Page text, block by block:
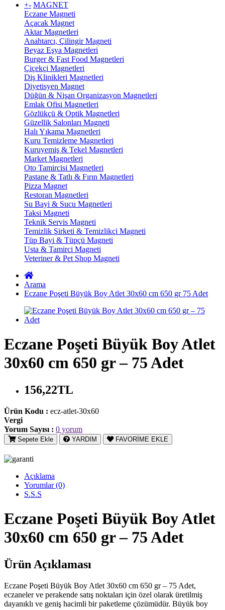
+- MAGNET
Eczane Magneti
Açacak Magnet
Aktar Magnetleri
Anahtarcı, Çilingir Magneti
Beyaz Eşya Magnetleri
Burger & Fast Food Magnetleri
Çiçekçi Magnetleri
Diş Klinikleri Magnetleri
Diyetisyen Magnet
Düğün & Nişan Organizasyon Magnetleri
Emlak Ofisi Magnetleri
Gözlükçü & Optik Magnetleri
Güzellik Salonları Magneti
Halı Yıkama Magnetleri
Kuru Temizleme Magnetleri
Kuruyemiş & Tekel Magnetleri
Market Magnetleri
Oto Tamircisi Magnetleri
Pastane & Tatlı & Fırın Magnetleri
Pizza Magnet
Restoran Magnetleri
Su Bayi & Sucu Magnetleri
Taksi Magneti
Teknik Servis Magneti
Temizlik Şirketi & Temizlikçi Magneti
Tüp Bayi & Tüpçü Magneti
Usta & Tamirci Magneti
Veteriner & Pet Shop Magneti
Arama
Eczane Poşeti Büyük Boy Atlet 30x60 cm 650 gr 75 Adet
Eczane Poşeti Büyük Boy Atlet
30x60 cm 650 gr – 75 Adet
156,22TL
Ürün Kodu : ecz-atlet-30x60
Vergi
Yorum Sayısı : 0 yorum
Sepete Ekle YARDIM FAVORİME EKLE
Açıklama
Yorumlar (0)
S.S.S
Eczane Poşeti Büyük Boy Atlet
30x60 cm 650 gr – 75 Adet
Ürün Açıklaması
Eczane Poşeti Büyük Boy Atlet 30x60 cm 650 gr – 75 Adet,
eczaneler ve perakende satış noktaları için özel olarak üretilmiş
dayanıklı ve geniş hacimli bir paketleme çözümüdür. Büyük boy